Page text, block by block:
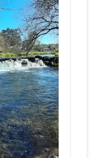
· Leiria
(São
stone wall